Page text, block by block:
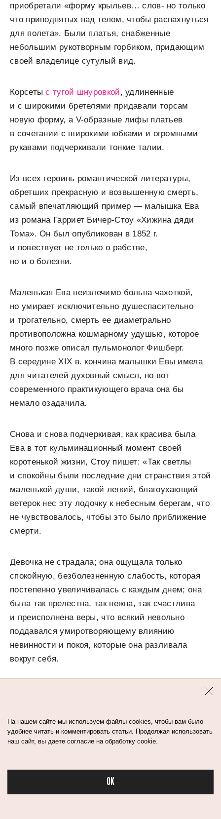
приобретали «форму крыльев… слов- но только
что приподнятых над телом, чтобы распахнуться
для полета». Были платья, снабженные
небольшим рукотворным горбиком, придающим
своей владелице сутулый вид.
Корсеты с тугой шнуровкой, удлиненные
и с широкими бретелями придавали торсам
новую форму, а V-образные лифы платьев
в сочетании с широкими юбками и огромными
рукавами подчеркивали тонкие талии.
Из всех героинь романтической литературы,
обретших прекрасную и возвышенную смерть,
самый впечатляющий пример — малышка Ева
из романа Гарриет Бичер-Стоу «Хижина дяди
Тома». Он был опубликован в 1852 г.
и повествует не только о рабстве,
но и о болезни.
Маленькая Ева неизлечимо больна чахоткой,
но умирает исключительно душеспасительно
и трогательно, смерть ее диаметрально
противоположна кошмарному удушью, которое
много позже описал пульмонолог Фишберг.
В середине XIX в. кончина малышки Евы имела
для читателей духовный смысл, но вот
современного практикующего врача она бы
немало озадачила.
Снова и снова подчеркивая, как красива была
Ева в тот кульминационный момент своей
коротенькой жизни, Стоу пишет: «Так светлы
и спокойны были последние дни странствия этой
маленькой души, такой легкий, благоухающий
ветерок нес эту лодочку к небесным берегам, что
не чувствовалось, чтобы это было приближение
смерти.
Девочка не страдала; она ощущала только
спокойную, безболезненную слабость, которая
постепенно увеличивалась с каждым днем; она
была так прелестна, так нежна, так счастлива
и преисполнена веры, что всякий невольно
поддавался умиротворяющему влиянию
невинности и покоя, которые она разливала
вокруг себя.
он надеялся — это было невозможно.
Он и не покорился, он только мирно отдыхал
в настоящем, которое казалось таким
На нашем сайте мы используем файлы cookies, чтобы вам было
удобнее читать и комментировать статьи. Продолжая использовать
наш сайт, вы даете согласие на обработку cookie.
OK